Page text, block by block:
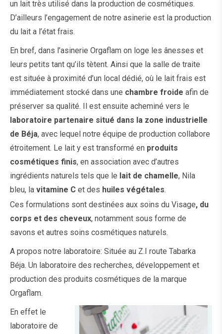
un lait très utilisé dans la production de cosmétiques.
D’ailleurs l’engagement de notre asinerie est la production
du lait a l’état frais.
En bref, dans l’asinerie Orgaflam on loge les ânesses et
leurs petits tant qu’ils tètent. Ainsi que l a salle de traite
est située à proximité d’un local dédié, où le lait frais est
immédiatement stocké dans une chambre froide afin de
préserver sa qualité. Il est ensuite acheminé vers le
laboratoire partenaire situé dans la zone industrielle
de Béja, avec lequel notre équipe de production collabore
étroitement. Le lait y est transformé en produits
cosmétiques finis, en association avec d’autres
ingrédients naturels tels que le lait de chamelle, Nila
bleu, la vitamine C et des huiles végétales.
Ces formulations sont destinées aux soins du Visage, du
corps et des cheveux, notamment sous forme de
savons et autres soins cosmétiques naturels.
A propos notre laboratoire: Située au Z.I route Tabarka
Béja. Un laboratoire des recherches, développement et
production des produits cosmétiques de la marque
Orgaflam.
En effet le
laboratoire de